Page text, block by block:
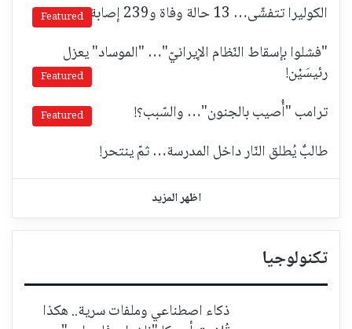
الكوليرا تتفشّى… 13 حالة وفاة و239 إصابة! Featured
"فشلوا بإسقاط النّظام الإيرانيّ"… "الموساد" يعزل
رئيسَيْن!
Featured
ترامب "أُصيب بالجنون"… والسّبب؟! Featured
طالبٌ يُطلق النّار داخل المدرسة… ثمّ ينتحر!
اظهر المزيد
تكنولوجيا
ذكاء اصطناعي وملفات سرية.. هكذا